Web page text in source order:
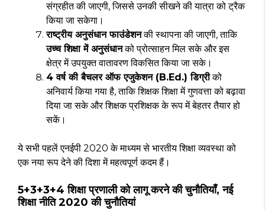
संग्रहीत की जाएगी, जिससे उनकी सीखने की यात्रा को ट्रैक
किया जा सकेगा।
राष्ट्रीय अनुसंधान फाउंडेशनकी स्थापना की जाएगी, ताकि
उच्च शिक्षा में अनुसंधानको प्रोत्साहन मिल सके और इस
क्षेत्र में उपयुक्त वातावरण विकसित किया जा सके।
4 वर्ष की बैचलर ऑफ एजुकेशन (B.Ed.) डिग्रीको
अनिवार्य किया गया है, ताकि शिक्षक शिक्षा में गुणवत्ता को बढ़ावा
दिया जा सके और शिक्षक प्रशिक्षक के रूप में बेहतर तैयार हो
सकें।
ये सभी पहलें एनईपी 2020 के माध्यम से भारतीय शिक्षा व्यवस्था को
एक नया रूप देने की दिशा में महत्वपूर्ण कदम हैं।
5+3+3+4 शिक्षा प्रणाली को लागू करने की चुनौतियाँ, नई
शिक्षा नीति 2020 की चुनौतियां